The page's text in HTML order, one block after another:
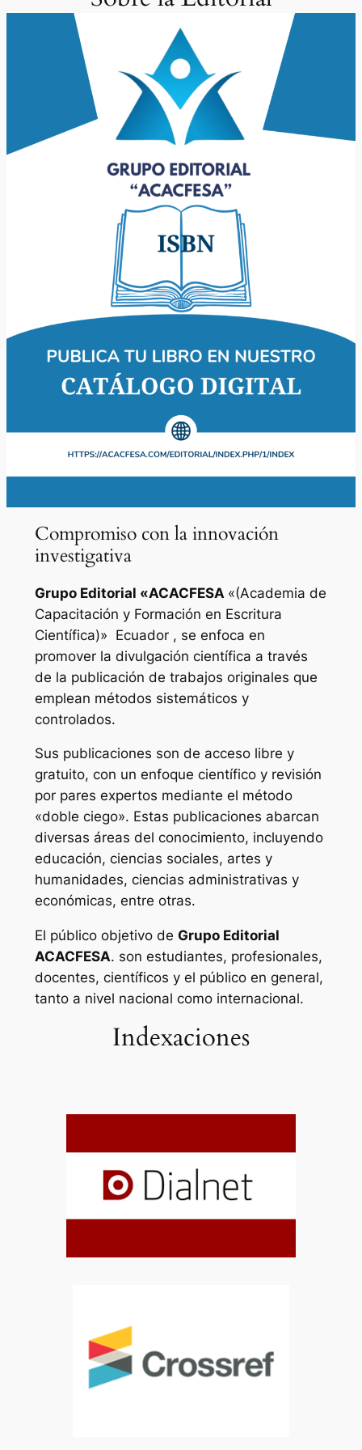
Compromiso con la innovación
investigativa
Grupo Editorial «ACACFESA «(Academia de
Capacitación y Formación en Escritura
Científica)» Ecuador , se enfoca en
promover la divulgación científica a través
de la publicación de trabajos originales que
emplean métodos sistemáticos y
controlados.
Sus publicaciones son de acceso libre y
gratuito, con un enfoque científico y revisión
por pares expertos mediante el método
«doble ciego». Estas publicaciones abarcan
diversas áreas del conocimiento, incluyendo
educación, ciencias sociales, artes y
humanidades, ciencias administrativas y
económicas, entre otras.
El público objetivo de Grupo Editorial
ACACFESA. son estudiantes, profesionales,
docentes, científicos y el público en general,
tanto a nivel nacional como internacional.
Indexaciones